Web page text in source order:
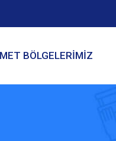
BÖLGELERİMİZ